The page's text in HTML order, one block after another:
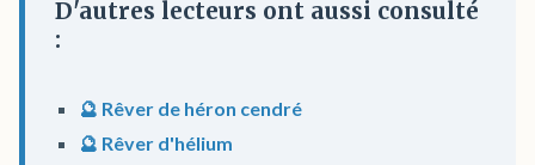
D'autres lecteurs ont aussi consulté
:
🔮 Rêver de héron cendré
🔮 Rêver d'hélium